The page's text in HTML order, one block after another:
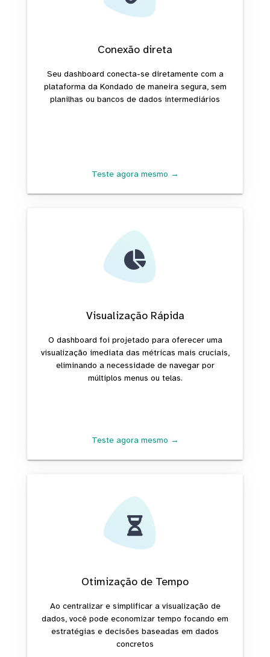
Conexão direta
Seu dashboard conecta-se diretamente com a
plataforma da Kondado de maneira segura, sem
planilhas ou bancos de dados intermediários
Teste agora mesmo →
Visualização Rápida
O dashboard foi projetado para oferecer uma
visualização imediata das métricas mais cruciais,
eliminando a necessidade de navegar por
múltiplos menus ou telas.
Teste agora mesmo →
Otimização de Tempo
Ao centralizar e simplificar a visualização de
dados, você pode economizar tempo focando em
estratégias e decisões baseadas em dados
concretos